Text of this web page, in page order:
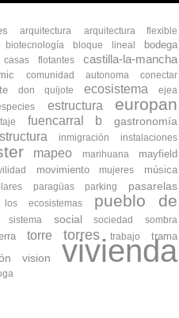
arquitectura arquitectura flexible
biotecnología bloque lineal bodega
casas flotantes castilla-la-mancha
comunidad autonoma conectar
don quijote ecosistema
ejea
estructura europan
fuencarral b gastronomía
inmigración instalaciones
mapeo marihuana mayfield
movimiento mujeres música
paragüas parking pasarelas
ecosistemas
pueblo de
sistema social sociedad sombra
torre torres trabajo
trama
vision vivienda